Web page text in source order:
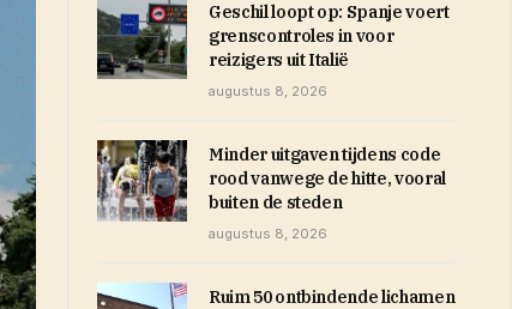
Geschil loopt op: Spanje voert
grenscontroles in voor
reizigers uit Italië
augustus 8, 2026
Minder uitgaven tijdens code
rood vanwege de hitte, vooral
buiten de steden
augustus 8, 2026
Ruim 50 ontbindende lichamen